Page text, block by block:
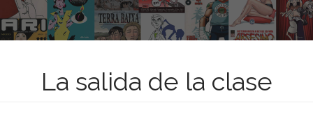
t
La salida de la clase